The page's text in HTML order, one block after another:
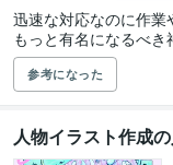
迅速な対応なのに作業
もっと有名になるべき
参考になった
人物イラスト作成